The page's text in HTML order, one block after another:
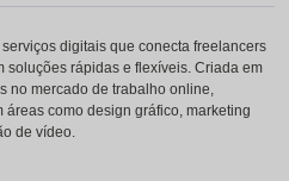
digitais que conecta freelancers
soluções rápidas e flexíveis. Criada em
no mercado de trabalho online,
como design gráfico, marketing
de vídeo.